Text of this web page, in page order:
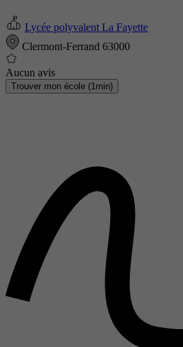
Lycée polyvalent La Fayette
Clermont-Ferrand 63000
Aucun avis
Trouver mon école (1min)